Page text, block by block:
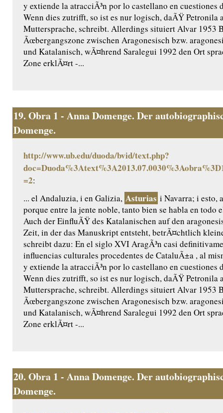
y extiende la atracciÃ³n por lo castellano en cuestiones
Wenn dies zutrifft, so ist es nur logisch, daÃŸ Petronila
Muttersprache, schreibt. Allerdings situiert Alvar 1953
Ãœbergangszone zwischen Aragonesisch bzw.
und Katalanisch, wÃ¤hrend Saralegui 1992 den Ort
Zone erklÃ¤rt -...
19. Obra 1 - Anna Domenge. Der
Domenge.
http://www.ub.edu/duoda/bvid/text.php?
=2:
... el Andaluzia, i en Galizia, Asturias i Navarra; i esto,
porque entre la jente noble, tanto bien se habla en todo
Auch der EinfluÃŸ des Katalanischen auf den
Zeit, in der das Manuskript entsteht, betrÃ¤chtlich
schreibt dazu: En el siglo XVI AragÃ³n casi
influencias culturales procedentes de CataluÃ±a , al
y extiende la atracciÃ³n por lo castellano en cuestiones
Wenn dies zutrifft, so ist es nur logisch, daÃŸ Petronila
Muttersprache, schreibt. Allerdings situiert Alvar 1953
Ãœbergangszone zwischen Aragonesisch bzw.
und Katalanisch, wÃ¤hrend Saralegui 1992 den Ort
Zone erklÃ¤rt -...
20. Obra 1 - Anna Domenge. Der
Domenge.